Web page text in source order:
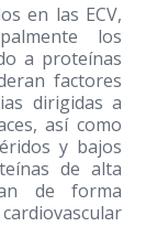
en las ECV,
los
a proteínas
factores
dirigidas a
así como
y bajos
de alta
de forma